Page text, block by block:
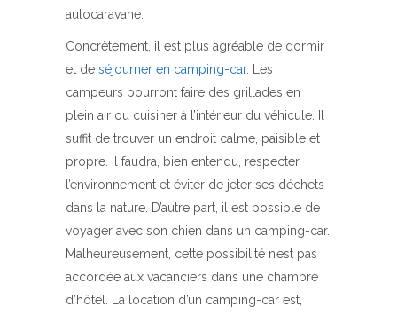
autocaravane.
Concrètement, il est plus agréable de dormir
et de séjourner en camping-car. Les
campeurs pourront faire des grillades en
plein air ou cuisiner à l’intérieur du véhicule. Il
suffit de trouver un endroit calme, paisible et
propre. Il faudra, bien entendu, respecter
l’environnement et éviter de jeter ses déchets
dans la nature. D’autre part, il est possible de
voyager avec son chien dans un camping-car.
Malheureusement, cette possibilité n’est pas
accordée aux vacanciers dans une chambre
d’hôtel. La location d’un camping-car est,